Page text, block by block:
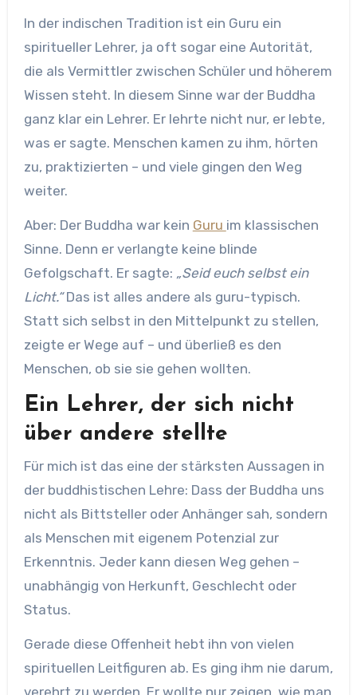
In der indischen Tradition ist ein Guru ein
spiritueller Lehrer, ja oft sogar eine Autorität,
die als Vermittler zwischen Schüler und höherem
Wissen steht. In diesem Sinne war der Buddha
ganz klar ein Lehrer. Er lehrte nicht nur, er lebte,
was er sagte. Menschen kamen zu ihm, hörten
zu, praktizierten – und viele gingen den Weg
weiter.
Aber: Der Buddha war kein Guru im klassischen
Sinne. Denn er verlangte keine blinde
Gefolgschaft. Er sagte: „Seid euch selbst ein
Licht.“Das ist alles andere als guru-typisch.
Statt sich selbst in den Mittelpunkt zu stellen,
zeigte er Wege auf – und überließ es den
Menschen, ob sie sie gehen wollten.
Ein Lehrer, der sich nicht
über andere stellte
Für mich ist das eine der stärksten Aussagen in
der buddhistischen Lehre: Dass der Buddha uns
nicht als Bittsteller oder Anhänger sah, sondern
als Menschen mit eigenem Potenzial zur
Erkenntnis. Jeder kann diesen Weg gehen –
unabhängig von Herkunft, Geschlecht oder
Status.
Gerade diese Offenheit hebt ihn von vielen
spirituellen Leitfiguren ab. Es ging ihm nie darum,
verehrt zu werden. Er wollte nur zeigen, wie man